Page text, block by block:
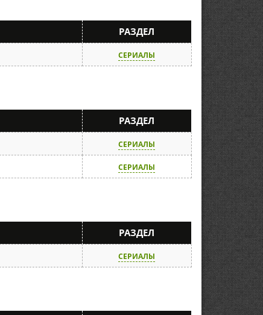
РАЗДЕЛ
СЕРИАЛЫ
РАЗДЕЛ
СЕРИАЛЫ
СЕРИАЛЫ
РАЗДЕЛ
СЕРИАЛЫ